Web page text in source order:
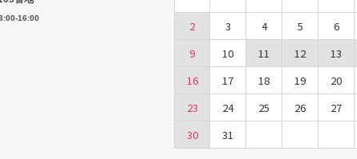
16:00
2
3 4 5 6
9
10 11 12 13
16
17 18 19 20
23
24 25 26 27
30
31